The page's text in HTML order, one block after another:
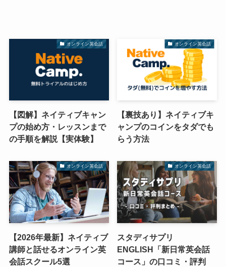
オンライン英会話
【図解】ネイティブキャン
プの始め方・レッスンまで
の手順を解説【実体験】
オンライン英会話
【裏技あり】ネイティブキ
ャンプのコインをタダでも
らう方法
オンライン英会話
【2026年最新】ネイティブ
講師と話せるオンライン英
会話スクール5選
オンライン英会話
スタディサプリ
ENGLISH「新日常英会話
コース」の口コミ・評判